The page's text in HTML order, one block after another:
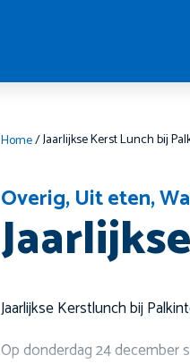
Home/
Overig,Uit eten,
Jaarlijkse Kerstlunch bij
Op donderdag 24 december